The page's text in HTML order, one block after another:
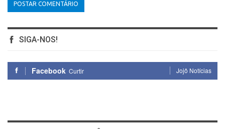
SIGA-NOS!
Facebook Curtir Jojô Notícias